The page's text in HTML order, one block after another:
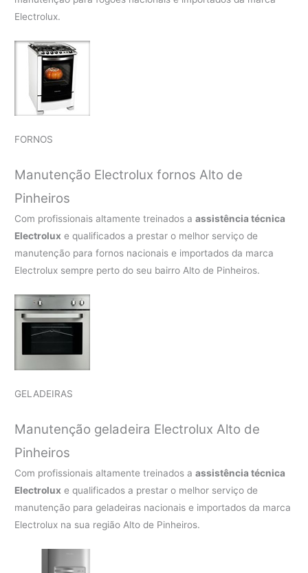
Electrolux.
FORNOS
Manutenção Electrolux fornos Alto de
Pinheiros
Com profissionais altamente treinados aassistência técnica
Electrolux e qualificados a prestar o melhor serviço de
manutenção para fornos nacionais e importados da marca
Electrolux sempre perto do seu bairro Alto de Pinheiros.
GELADEIRAS
Manutenção geladeira Electrolux Alto de
Pinheiros
Com profissionais altamente treinados aassistência técnica
Electrolux e qualificados a prestar o melhor serviço de
manutenção para geladeiras nacionais e importados da marca
Electrolux na sua região Alto de Pinheiros.